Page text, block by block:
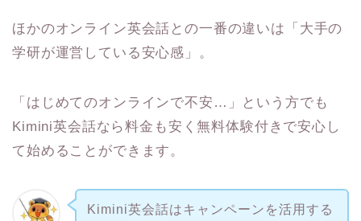
ほかのオンライン英会話との一番の違いは「大手の
学研が運営している安心感」。
「はじめてのオンラインで不安…」という方でも
Kimini英会話なら料金も安く無料体験付きで安心し
て始めることができます。
Kimini英会話はキャンペーンを活用する